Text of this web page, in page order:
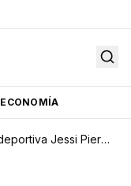
ECONOMÍA
Muere la periodista deportiva Jessi Pierce junto a sus tres hijos en un incendio en su casa de Minnesota, EEUU